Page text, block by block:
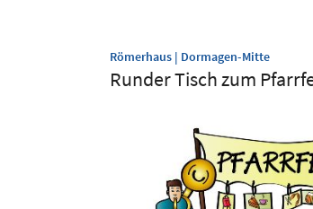
Römerhaus | Dormagen-Mitte:
Runder Tisch zum